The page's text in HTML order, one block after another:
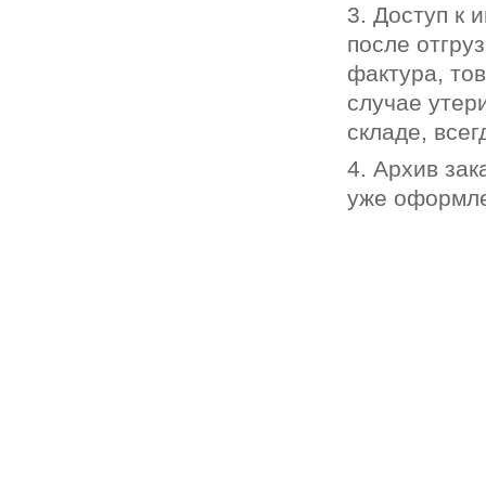
3. Доступ к
после
фактура,
случае
складе,
4. Архив
уже